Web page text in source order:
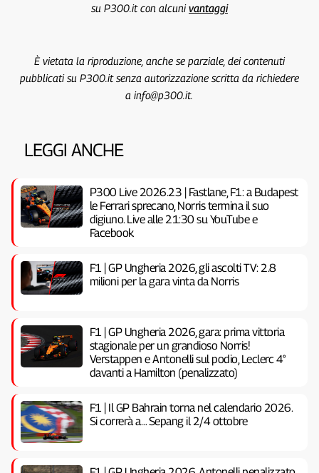
su P300.it con alcunivantaggi
È vietata la riproduzione, anche se parziale, dei contenuti
pubblicati su P300.it senza autorizzazione scritta da richiedere
a info@p300.it.
LEGGI ANCHE
P300 Live 2026.23 | Fastlane, F1: a Budapest
le Ferrari sprecano, Norris termina il suo
digiuno. Live alle 21:30 su YouTube e
Facebook
F1 | GP Ungheria 2026, gli ascolti TV: 2.8
milioni per la gara vinta da Norris
F1 | GP Ungheria 2026, gara: prima vittoria
stagionale per un grandioso Norris!
Verstappen e Antonelli sul podio, Leclerc 4°
davanti a Hamilton (penalizzato)
F1 | Il GP Bahrain torna nel calendario 2026.
Si correrà a… Sepang il 2/4 ottobre